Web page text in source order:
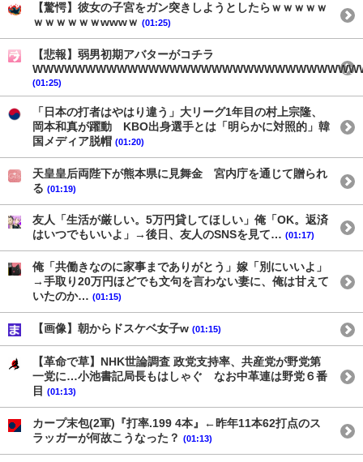
【驚愕】彼女の子宮をガン突きしようとしたらｗｗｗｗｗ
ｗｗｗｗｗｗwwwｗ (01:25)
【悲報】弱男初期アバターがコチラ
(01:25)
「日本の打者はやはり違う」大リーグ1年目の村上宗隆、
岡本和真が躍動 KBO出身選手とは「明らかに対照的」韓
国メディア脱帽 (01:20)
天皇皇后両陛下が熊本県に見舞金 宮内庁を通じて贈られ
る (01:19)
友人「生活が厳しい。5万円貸してほしい」俺「OK。返済
はいつでもいいよ」→後日、友人のSNSを見て… (01:17)
俺「共働きなのに家事までありがとう」嫁「別にいいよ」
→手取り20万円ほどでも文句を言わない妻に、俺は甘えて
いたのか… (01:15)
【画像】朝からドスケベ女子w (01:15)
【革命で草】NHK世論調査 政党支持率、共産党が野党第
一党に…小池書記局長もはしゃぐ なお中革連は野党６番
目 (01:13)
カープ末包(2軍)『打率.199 4本』←昨年11本62打点のス
ラッガーが何故こうなった？ (01:13)